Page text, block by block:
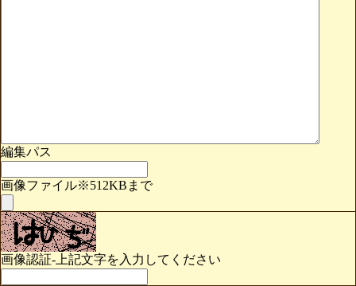
編集パス
画像ファイル※512KBまで
画像認証-上記文字を入力してください